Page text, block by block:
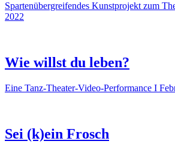
Spartenübergreifendes Kunstprojekt zum
2022
Wie willst du leben?
Eine Tanz-Theater-Video-Performance I
Sei (k)ein Frosch